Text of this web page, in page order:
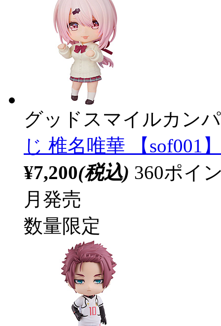
グッドスマイルカン
じ 椎名唯華 【sof001
¥7,200(税込) 360ポイ
月発売
数量限定